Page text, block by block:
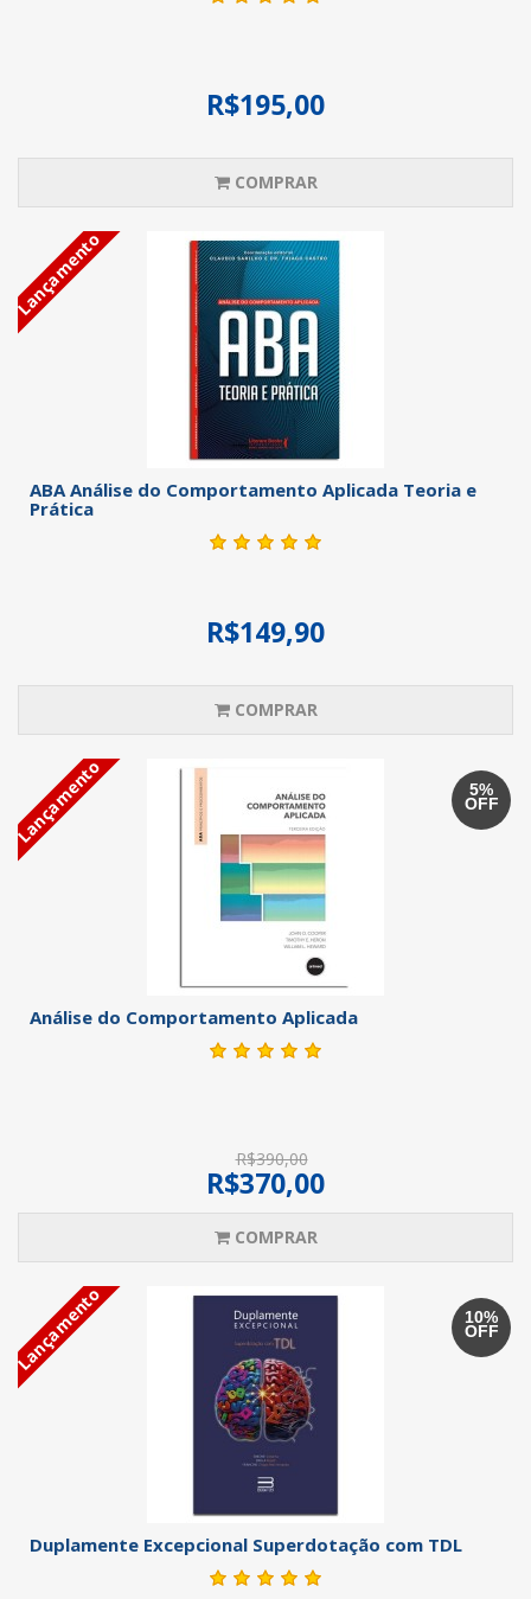
R$195,00
COMPRAR
Lançamento
ABA Análise do Comportamento Aplicada Teoria e
Prática
R$149,90
COMPRAR
5%
OFF
Lançamento
Análise do Comportamento Aplicada
R$390,00
R$370,00
COMPRAR
10%
OFF
Lançamento
Duplamente Excepcional Superdotação com TDL